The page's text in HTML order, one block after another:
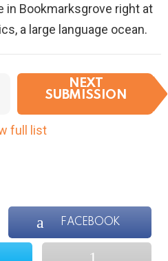
in Bookmarksgrove right at
a large language ocean.
NEXT
SUBMISSION
full list
FACEBOOK